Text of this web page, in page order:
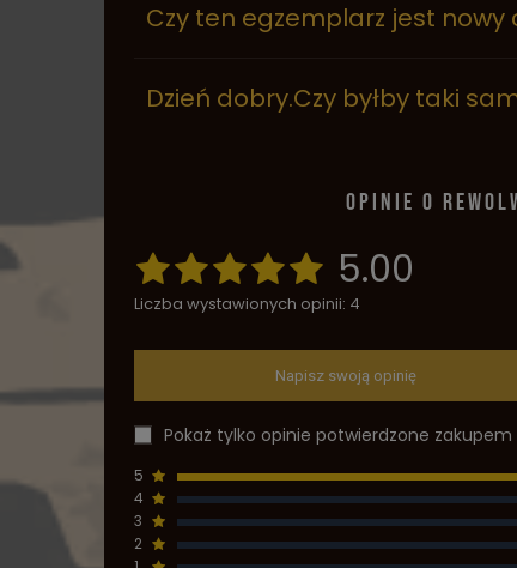
Czy ten egzemplarz jest nowy
Dzień dobry.Czy byłby taki
OPINIE O
5.00
Liczba wystawionych opinii: 4
Napisz swoją opinię
Pokaż tylko opinie potwierdzone zakupem
5
4
3
2